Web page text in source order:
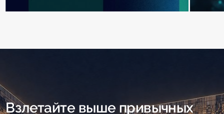
Взлетайте выше привычных